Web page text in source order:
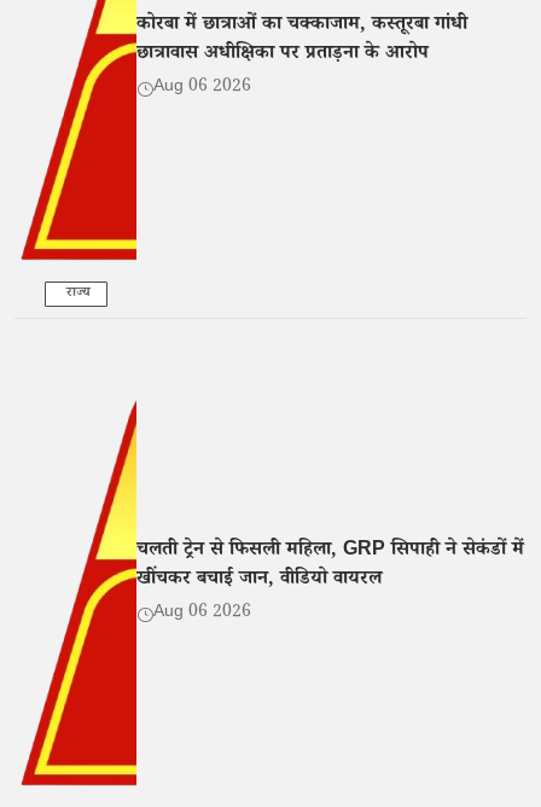
राज्य
कोरबा में छात्राओं का चक्काजाम, कस्तूरबा गांधी
छात्रावास अधीक्षिका पर प्रताड़ना के आरोप
Aug 06 2026
चलती ट्रेन से फिसली महिला, GRP सिपाही ने सेकंडों में
खींचकर बचाई जान, वीडियो वायरल
Aug 06 2026